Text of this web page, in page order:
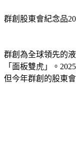
群創為全球領先的
「面板雙虎」。